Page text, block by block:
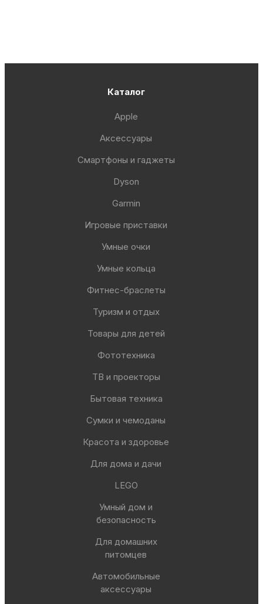
Каталог
Apple
Аксессуары
Смартфоны и гаджеты
Dyson
Garmin
Игровые приставки
Умные очки
Умные кольца
Фитнес-браслеты
Туризм и отдых
Товары для детей
Фототехника
ТВ и проекторы
Бытовая техника
Сумки и чемоданы
Красота и здоровье
Для дома и дачи
LEGO
Умный дом и
безопасность
Для домашних
питомцев
Автомобильные
аксессуары